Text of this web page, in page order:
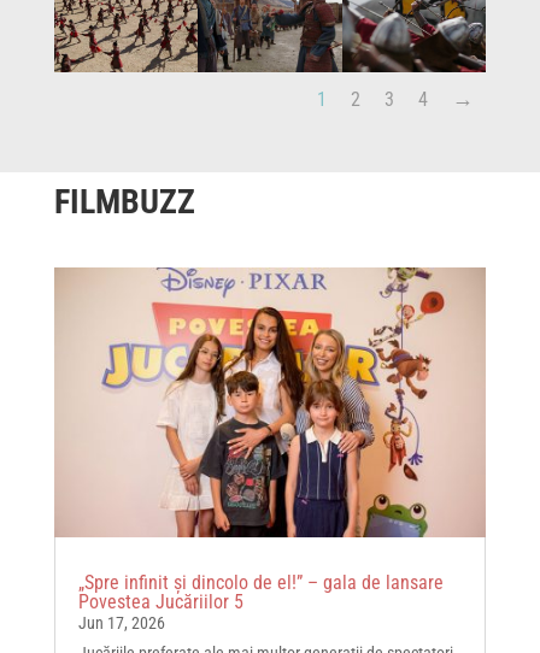
1 2 3 4
FILMBUZZ
„Spre infinit și dincolo de el!” – gala de lansare
Povestea Jucăriilor 5
Jun 17, 2026